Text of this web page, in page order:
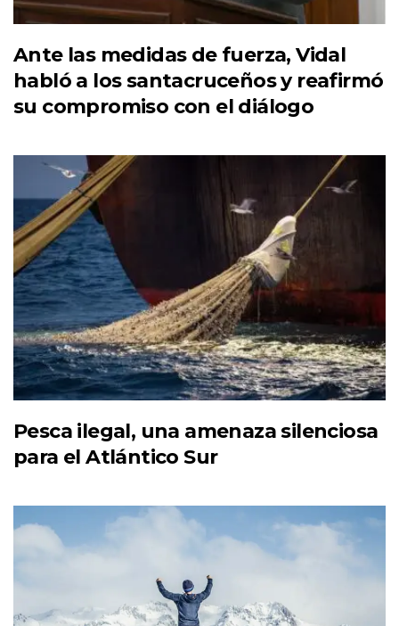
Ante las medidas de fuerza, Vidal
habló a los santacruceños y reafirmó
su compromiso con el diálogo
Pesca ilegal, una amenaza silenciosa
para el Atlántico Sur